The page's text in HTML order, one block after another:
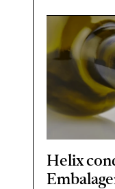
Helix